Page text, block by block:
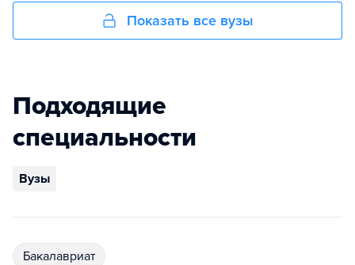
Показать все вузы
Подходящие
специальности
Вузы
бакалавриат